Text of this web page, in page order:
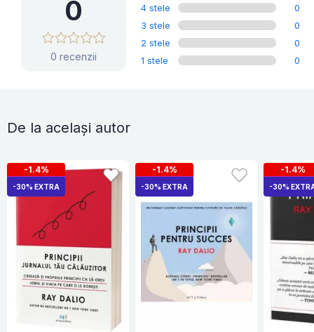
0
0 recenzii
4 stele
0
3 stele
0
2 stele
0
1 stele
0
De la același autor
-1.4%
-30% EXTRA
-1.4%
-30% EXTRA
-1.4%
-30%